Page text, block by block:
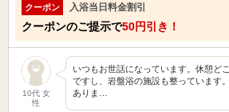
クーポン 入浴当日料金割引
クーポンのご提示で50円引き！
10代 女
性
いつもお世話になっています。休憩ど
ですし、岩盤浴の施設も整っています
ありま…